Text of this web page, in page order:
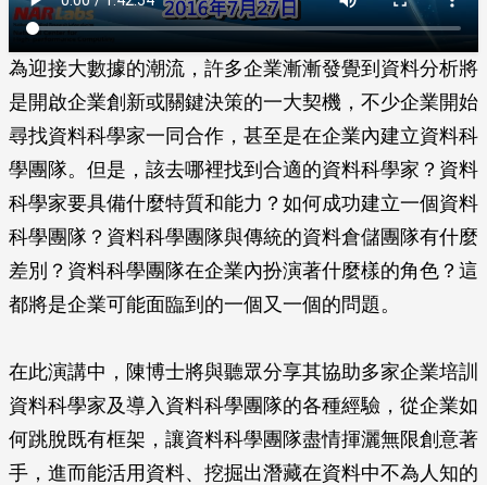
為迎接大數據的潮流，許多企業漸漸發覺到資料分析將
是開啟企業創新或關鍵決策的一大契機，不少企業開始
尋找資料科學家一同合作，甚至是在企業內建立資料科
學團隊。但是，該去哪裡找到合適的資料科學家？資料
科學家要具備什麼特質和能力？如何成功建立一個資料
科學團隊？資料科學團隊與傳統的資料倉儲團隊有什麼
差別？資料科學團隊在企業內扮演著什麼樣的角色？這
都將是企業可能面臨到的一個又一個的問題。
在此演講中，陳博士將與聽眾分享其協助多家企業培訓
資料科學家及導入資料科學團隊的各種經驗，從企業如
何跳脫既有框架，讓資料科學團隊盡情揮灑無限創意著
手，進而能活用資料、挖掘出潛藏在資料中不為人知的